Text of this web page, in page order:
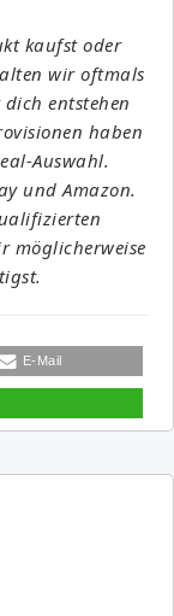
kaufst oder
wir oftmals
entstehen
haben
Auswahl.
und Amazon.
möglicherweise
E-Mail